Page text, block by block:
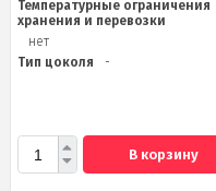
Температурные ограничения
хранения и перевозки
нет
Тип цоколя
-
В корзину